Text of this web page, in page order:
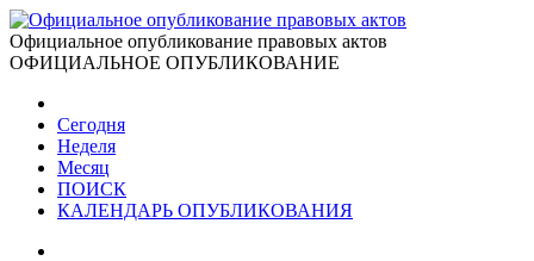
Официальное опубликование правовых актов
ОФИЦИАЛЬНОЕ ОПУБЛИКОВАНИЕ
Сегодня
Неделя
Месяц
ПОИСК
КАЛЕНДАРЬ ОПУБЛИКОВАНИЯ